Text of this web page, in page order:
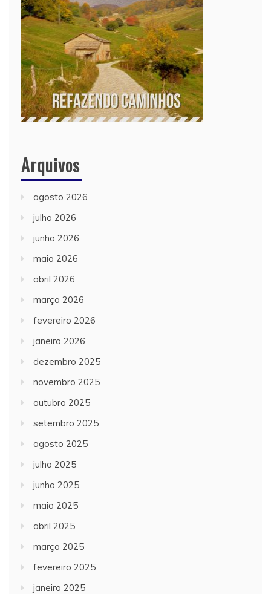
Arquivos
agosto 2026
julho 2026
junho 2026
maio 2026
abril 2026
março 2026
fevereiro 2026
janeiro 2026
dezembro 2025
novembro 2025
outubro 2025
setembro 2025
agosto 2025
julho 2025
junho 2025
maio 2025
abril 2025
março 2025
fevereiro 2025
janeiro 2025